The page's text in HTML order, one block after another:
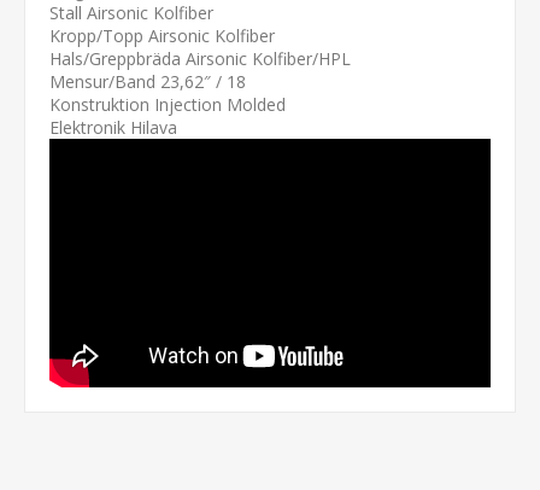
Stall Airsonic Kolfiber
Kropp/Topp Airsonic Kolfiber
Hals/Greppbräda Airsonic Kolfiber/HPL
Mensur/Band 23,62″ / 18
Konstruktion Injection Molded
Elektronik Hilava